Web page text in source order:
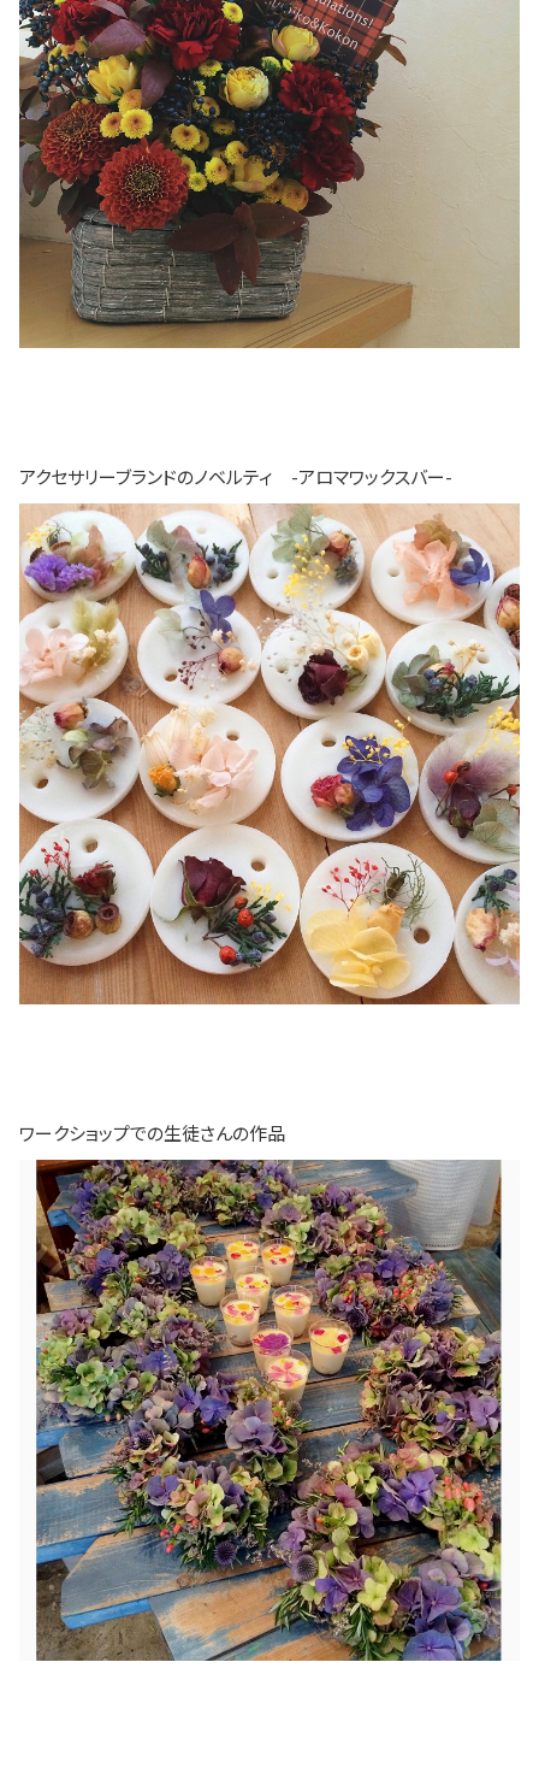
アクセサリーブランドのノベルティ -アロマワックスバー-
ワークショップでの生徒さんの作品